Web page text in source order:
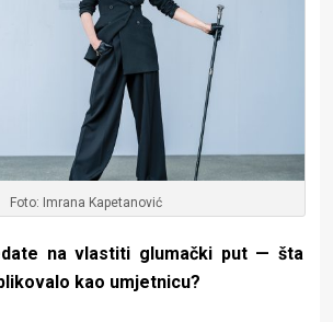
Foto: Imrana Kapetanović
na vlastiti glumački put — šta
kao umjetnicu?